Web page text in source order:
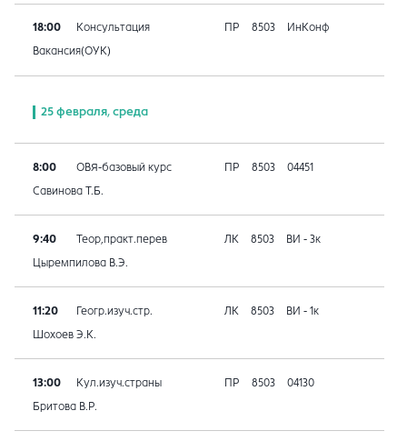
18:00 Консультация ПР 8503 ИнКонф
Вакансия(ОУК)
25 февраля, среда
8:00 ОВЯ-базовый курс ПР 8503 04451
Савинова Т.Б.
9:40 Теор,практ.перев ЛК 8503 ВИ - 3к
Цыремпилова В.Э.
11:20 Геогр.изуч.стр. ЛК 8503 ВИ - 1к
Шохоев Э.К.
13:00 Кул.изуч.страны ПР 8503 04130
Бритова В.Р.